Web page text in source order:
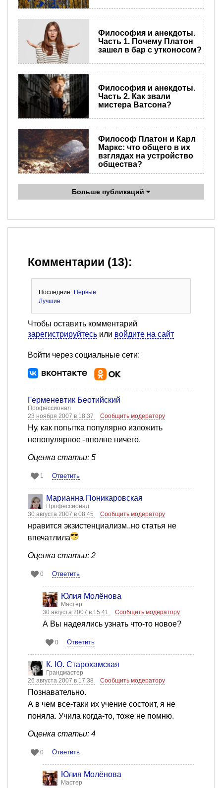
Философия и анекдоты.
Часть 1. Почему Платон
зашел в бар с утконосом?
Философия и анекдоты.
Часть 2. Как звали
мистера Ватсона?
Философ Платон и Карл
Маркс: что общего в их
взглядах на устройство
общества?
Больше публикаций
Комментарии (13):
Последние
Первые
Лучшие
Чтобы оставить комментарий
зарегистрируйтесь или войдите на сайт
Войти через социальные сети:
Герменевтик Беотийский
Профессионал
23 ноября 2007 в 18:37
Сообщить модератору
Ну, как попытка популярно изложить
непопулярное -вполне ничего.
Оценка статьи: 5
1 Ответить
Марианна Поникаровская
Профессионал
30 августа 2007 в 08:45
Сообщить модератору
нравится экзистенциализм..но статья не
впечатлила
Оценка статьи: 2
0 Ответить
Юлия Молёнова
Мастер
30 августа 2007 в 15:41
Сообщить модератору
А Вы надеялись узнать что-то новое?
0 Ответить
К. Ю. Старохамская
Грандмастер
26 августа 2007 в 17:38
Сообщить модератору
Познавательно.
А в чем все-таки их учение состоит, я не
поняла. Учила когда-то, тоже не помню.
Оценка статьи: 4
0 Ответить
Юлия Молёнова
Мастер